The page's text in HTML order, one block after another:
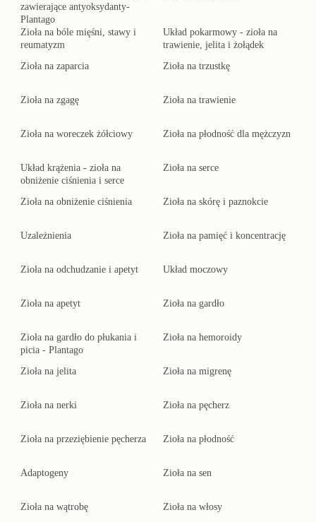
zawierające antyoksydanty-
Plantago
Zioła na bóle mięśni, stawy i
reumatyzm
Układ pokarmowy - zioła na
trawienie, jelita i żołądek
Zioła na zaparcia
Zioła na trzustkę
Zioła na zgagę Zioła na trawienie
Zioła na woreczek żółciowy Zioła na płodność dla mężczyzn
Układ krążenia - zioła na
obniżenie ciśnienia i serce
Zioła na serce
Zioła na obniżenie ciśnienia Zioła na skórę i paznokcie
Uzależnienia Zioła na pamięć i koncentrację
Zioła na odchudzanie i apetyt Układ moczowy
Zioła na apetyt Zioła na gardło
Zioła na gardło do płukania i
picia - Plantago
Zioła na hemoroidy
Zioła na jelita Zioła na migrenę
Zioła na nerki Zioła na pęcherz
Zioła na przeziębienie pęcherza Zioła na płodność
Adaptogeny Zioła na sen
Zioła na wątrobę Zioła na włosy